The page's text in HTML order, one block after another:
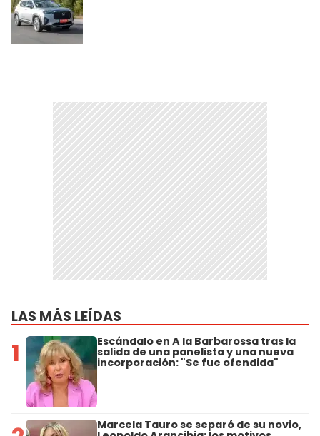
LAS MÁS LEÍDAS
1 Escándalo en A la Barbarossa tras la
salida de una panelista y una nueva
incorporación: "Se fue ofendida"
Marcela Tauro se separó de su novio,